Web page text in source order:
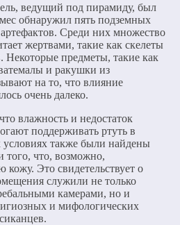
ведущий под пирамиду, был
обнаружил пять подземных
Среди них множество
жертвами, такие как скелеты
Некоторые предметы, такие как
и ракушки из
на то, что влияние
очень далеко.
влажность и недостаток
поддерживать ртуть в
также были найдены
того, что, возможно,
кожу. Это свидетельствует о
служили не только
камерами, но и
и мифологических